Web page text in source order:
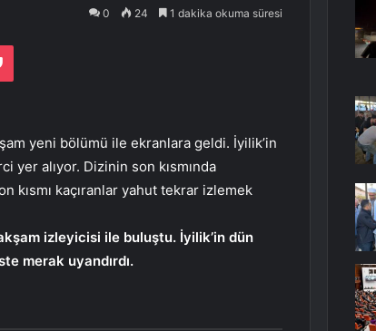
0 24 1 dakika okuma süresi
Pocket
yeni bölümü ile ekranlara geldi. İyilik’in
yer alıyor. Dizinin son kısmında
kısmı kaçıranlar yahut tekrar izlemek
izleyicisi ile buluştu. İyilik’in dün
merak uyandırdı.